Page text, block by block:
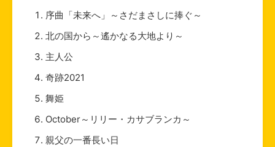
序曲「未来へ」～さだまさしに捧ぐ～
北の国から～遙かなる大地より～
主人公
奇跡2021
舞姫
October～リリー・カサブランカ～
親父の一番長い日